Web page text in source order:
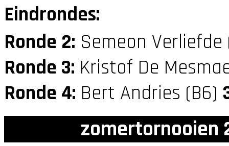
Eindrondes:
Ronde 2: Semeon
Ronde 3: Kristof De
Ronde 4: Bert Andries (B6)
zomertornooien